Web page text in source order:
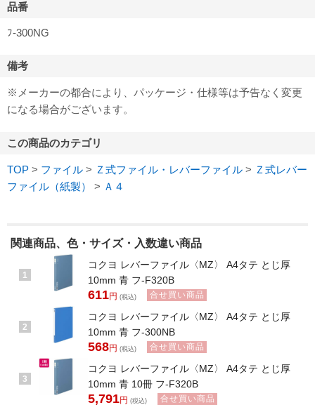
品番
ﾌ-300NG
備考
※メーカーの都合により、パッケージ・仕様等は予告なく変更
になる場合がございます。
この商品のカテゴリ
TOP > ファイル > Ｚ式ファイル・レバーファイル > Ｚ式レバー
ファイル（紙製）
> Ａ４
関連商品、色・サイズ・入数違い商品
1
コクヨ レバーファイル〈MZ〉 A4タテ とじ厚
10mm 青 フ-F320B
611円 (税込) 合せ買い商品
2
コクヨ レバーファイル〈MZ〉 A4タテ とじ厚
10mm 青 フ-300NB
568円 (税込) 合せ買い商品
3
コクヨ レバーファイル〈MZ〉 A4タテ とじ厚
10mm 青 10冊 フ-F320B
5,791円 (税込) 合せ買い商品